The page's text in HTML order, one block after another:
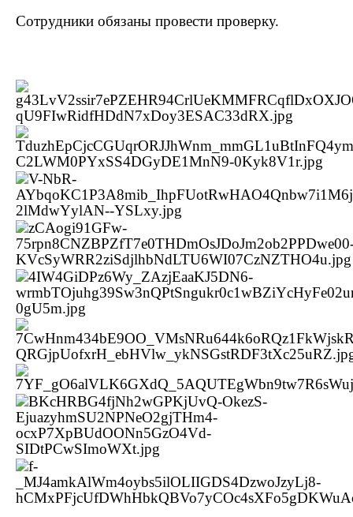
Сотрудники обязаны провести проверку.